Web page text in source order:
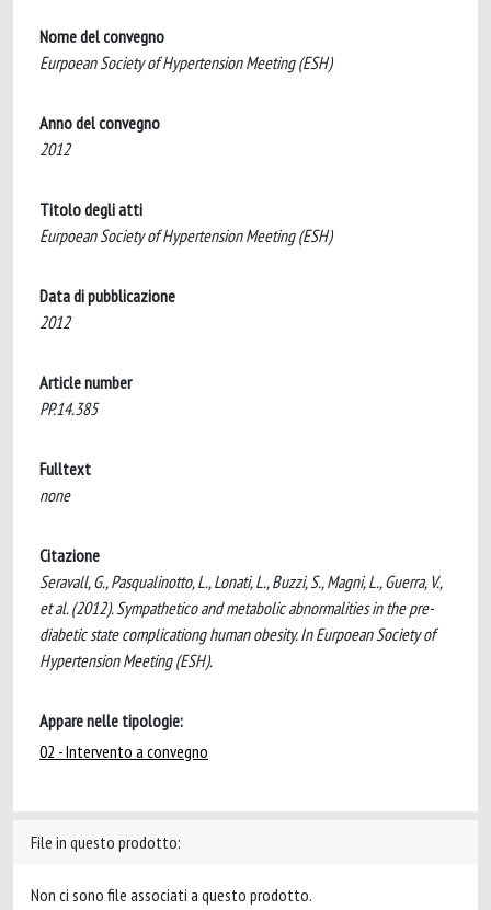
Nome del convegno
Eurpoean Society of Hypertension Meeting (ESH)
Anno del convegno
2012
Titolo degli atti
Eurpoean Society of Hypertension Meeting (ESH)
Data di pubblicazione
2012
Article number
PP.14.385
Fulltext
none
Citazione
Seravall, G., Pasqualinotto, L., Lonati, L., Buzzi, S., Magni, L., Guerra, V.,
et al. (2012). Sympathetico and metabolic abnormalities in the pre-
diabetic state complicationg human obesity. In Eurpoean Society of
Hypertension Meeting (ESH).
Appare nelle tipologie:
02 - Intervento a convegno
File in questo prodotto:
Non ci sono file associati a questo prodotto.